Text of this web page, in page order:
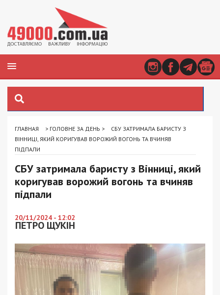
ГЛАВНАЯ > ГОЛОВНЕ ЗА ДЕНЬ >
СБУ ЗАТРИМАЛА БАРИСТУ З
ВІННИЦІ, ЯКИЙ КОРИГУВАВ ВОРОЖИЙ ВОГОНЬ ТА ВЧИНЯВ
ПІДПАЛИ
СБУ затримала баристу з Вінниці, який
коригував ворожий вогонь та вчиняв
підпали
20/11/2024 - 12:02
ПЕТРО ЩУКІН